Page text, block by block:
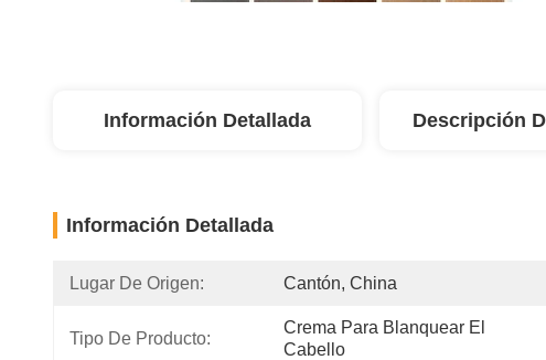
Información Detallada Descripción
Información Detallada
Lugar De Origen: Cantón, China
Tipo De Producto:
Crema Para Blanquear El
Cabello